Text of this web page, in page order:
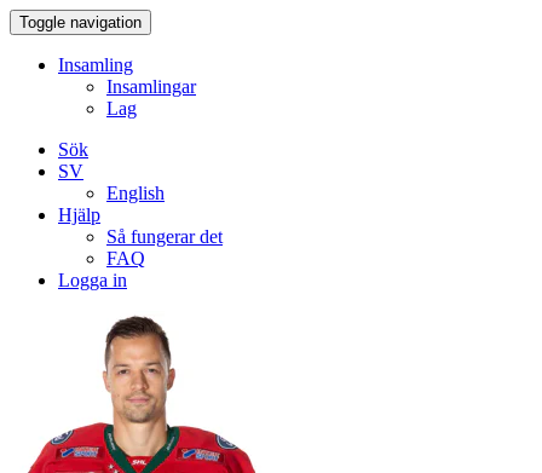
Toggle navigation
Insamling
Insamlingar
Lag
Sök
SV
English
Hjälp
Så fungerar det
FAQ
Logga in